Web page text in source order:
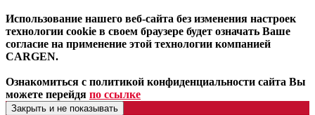
Использование нашего веб-сайта без изменения настроек
технологии cookie в своем браузере будет означать Ваше
согласие на применение этой технологии компанией
CARGEN.
Ознакомиться с политикой конфиденциальности сайта Вы
можете перейдя по ссылке
Закрыть и не показывать